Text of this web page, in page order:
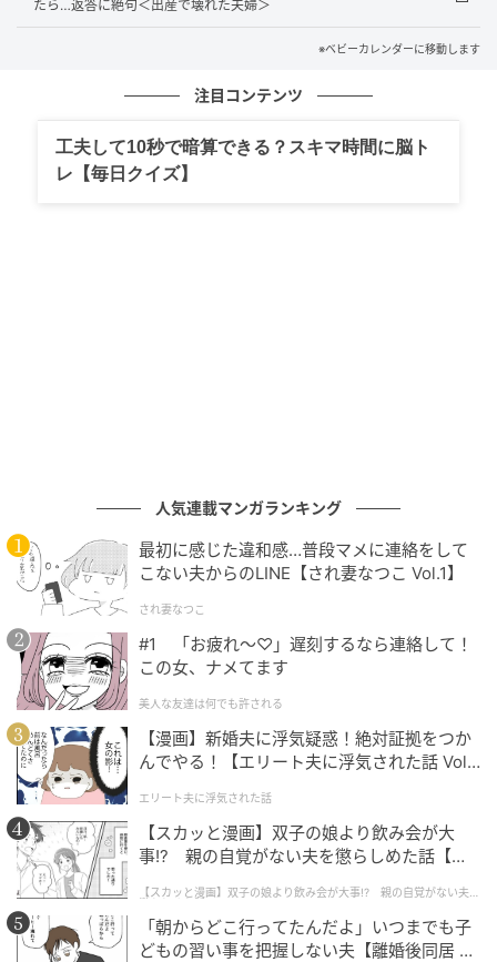
ベビーカレンダー
たら…返答に絶句＜出産で壊れた夫婦＞
※ベビーカレンダーに移動します
注目コンテンツ
工夫して10秒で暗算できる？スキマ時間に脳ト
レ【毎日クイズ】
人気連載マンガランキング
最初に感じた違和感…普段マメに連絡をして
こない夫からのLINE【され妻なつこ Vol.1】
され妻なつこ
#1 「お疲れ〜♡」遅刻するなら連絡して！
この女、ナメてます
美人な友達は何でも許される
【漫画】新婚夫に浮気疑惑！絶対証拠をつか
んでやる！【エリート夫に浮気された話 Vol.
エリート夫に浮気された話
【スカッと漫画】双子の娘より飲み会が大
事!? 親の自覚がない夫を懲らしめた話【第1
【スカッと漫画】双子の娘より飲み会が大事!? 親の自覚がない夫を
懲らしめた話
「朝からどこ行ってたんだよ」いつまでも子
どもの習い事を把握しない夫【離婚後同居 Vo